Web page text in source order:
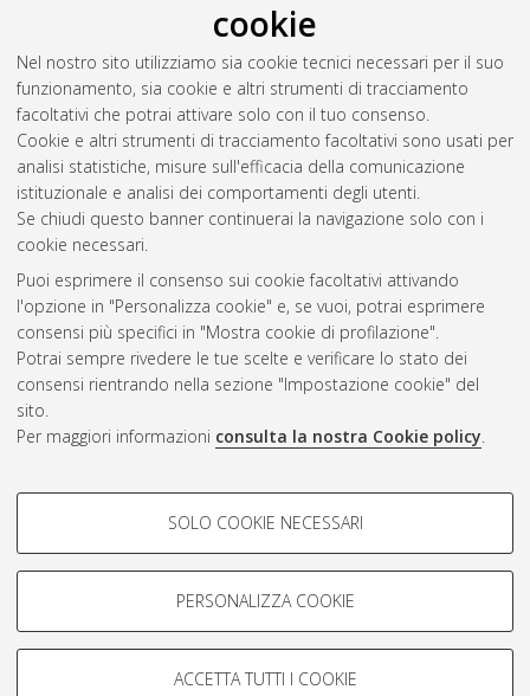
cookie
Nel nostro sito utilizziamo sia cookie tecnici necessari per il suo
funzionamento, sia cookie e altri strumenti di tracciamento
facoltativi che potrai attivare solo con il tuo consenso.
Cookie e altri strumenti di tracciamento facoltativi sono usati per
analisi statistiche, misure sull'efficacia della comunicazione
istituzionale e analisi dei comportamenti degli utenti.
Se chiudi questo banner continuerai la navigazione solo con i
cookie necessari.
Puoi esprimere il consenso sui cookie facoltativi attivando
l'opzione in "Personalizza cookie" e, se vuoi, potrai esprimere
consensi più specifici in "Mostra cookie di profilazione".
Potrai sempre rivedere le tue scelte e verificare lo stato dei
consensi rientrando nella sezione "Impostazione cookie" del
sito.
Per maggiori informazioni consulta la nostra Cookie policy.
COOKIE DI PROFILAZIONE -
Si tratta di cookie utilizzati per analizzare le caratteristiche della
navigazione degli utenti, creare profili in base al loro comportamento
Mostra cookie di profilazione
SOLO COOKIE NECESSARI
PERSONALIZZA COOKIE
ACCETTA TUTTI I COOKIE
intellettuale: il calcolo dei danni da violazione.[Laurea],
Università di Bologna, Corso di Studio in Ingegneria gestionale
[L-DM270], Documento full-text non disponibile
Questa lista e' stata generata ilSat Aug 8 18:30:46 2026
CEST
Atom
Rss 1.0
Rss 2.0
AMS Laurea
Impostazioni Cookie
Informativa sulla privacy
Condizioni d’uso del sito